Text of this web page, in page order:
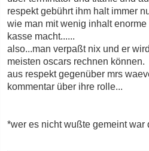
respekt gebührt ihm halt immer
wie man mit wenig inhalt
kasse macht......
also...man verpaßt nix und er
meisten oscars rechnen können.
aus respekt gegenüber mrs
kommentar über ihre rolle...
*wer es nicht wußte gemeint